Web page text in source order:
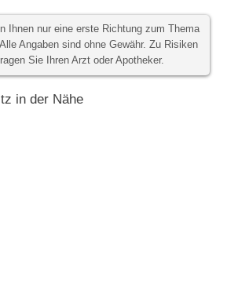
Ihnen nur eine erste Richtung zum Thema
Angaben sind ohne Gewähr. Zu Risiken
Sie Ihren Arzt oder Apotheker.
in der Nähe